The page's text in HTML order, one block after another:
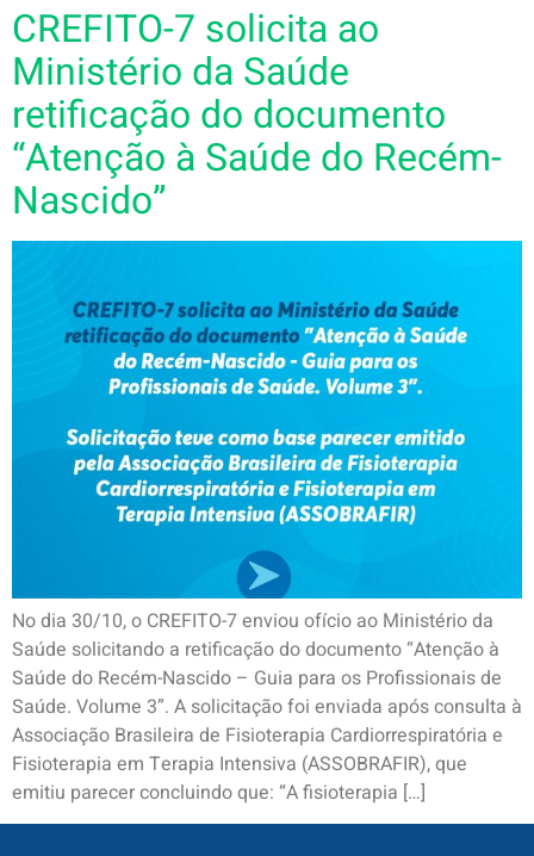
CREFITO-7 solicita ao
Ministério da Saúde
retificação do documento
“Atenção à Saúde do Recém-
Nascido”
No dia 30/10, o CREFITO-7 enviou ofício ao Ministério da
Saúde solicitando a retificação do documento “Atenção à
Saúde do Recém-Nascido – Guia para os Profissionais de
Saúde. Volume 3”. A solicitação foi enviada após consulta à
Associação Brasileira de Fisioterapia Cardiorrespiratória e
Fisioterapia em Terapia Intensiva (ASSOBRAFIR), que
emitiu parecer concluindo que: “A fisioterapia […]